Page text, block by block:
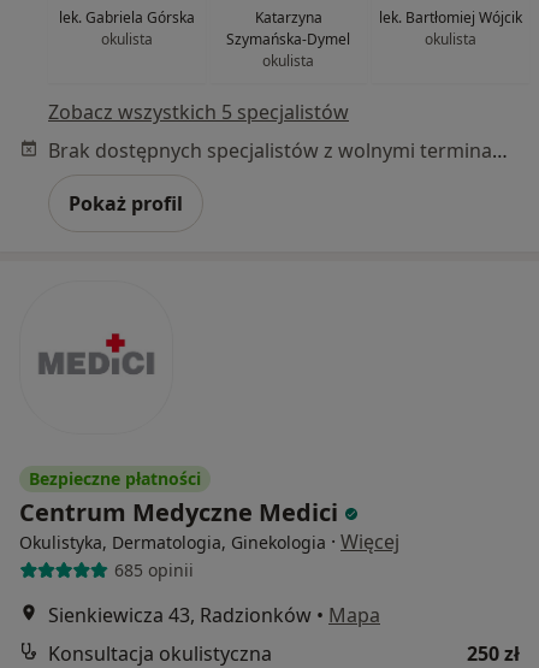
lek. Gabriela Górska
okulista
Katarzyna
Szymańska-Dymel
okulista
lek. Bartłomiej Wójcik
okulista
Zobacz wszystkich 5 specjalistów
Brak dostępnych specjalistów z wolnymi terminami w tym centrum medycznym.
Pokaż profil
Bezpieczne płatności
Centrum Medyczne Medici
Okulistyka, Dermatologia, Ginekologia · Więcej
685 opinii
Sienkiewicza 43, Radzionków • Mapa
Konsultacja okulistyczna
250 zł